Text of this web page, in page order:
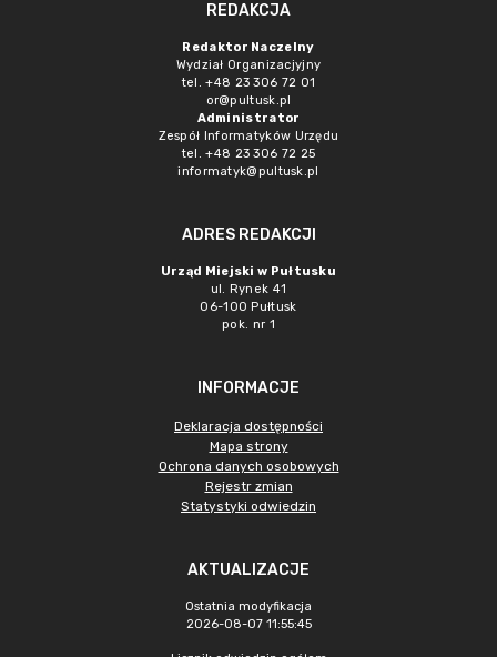
REDAKCJA
Redaktor Naczelny
Wydział Organizacjyjny
tel. +48 23 306 72 01
or@pultusk.pl
Administrator
Zespół Informatyków Urzędu
tel. +48 23 306 72 25
informatyk@pultusk.pl
ADRES REDAKCJI
Urząd Miejski w Pułtusku
ul. Rynek 41
06-100 Pułtusk
pok. nr 1
INFORMACJE
Deklaracja dostępności
Mapa strony
Ochrona danych osobowych
Rejestr zmian
Statystyki odwiedzin
AKTUALIZACJE
Ostatnia modyfikacja
2026-08-07 11:55:45